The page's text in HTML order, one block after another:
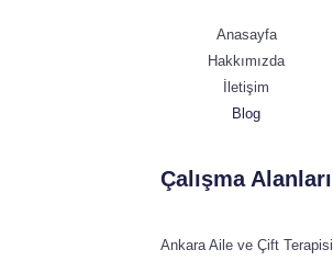
Anasayfa
Hakkımızda
İletişim
Blog
Çalışma Alanları
Ankara Aile ve Çift Terapisi